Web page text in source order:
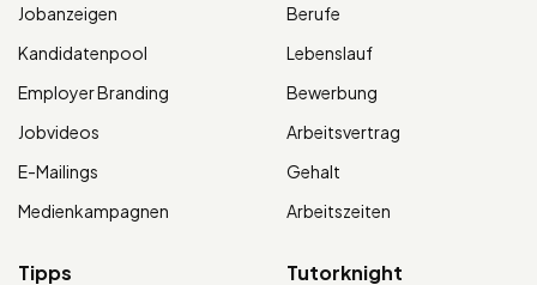
Jobanzeigen
Kandidatenpool
Employer Branding
Jobvideos
E-Mailings
Medienkampagnen
Berufe
Lebenslauf
Bewerbung
Arbeitsvertrag
Gehalt
Arbeitszeiten
Tipps Tutorknight